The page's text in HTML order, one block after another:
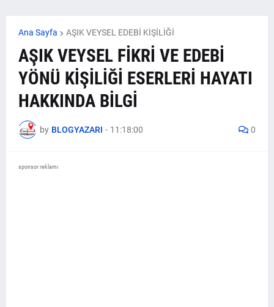
Ana Sayfa AŞIK VEYSEL EDEBİ KİŞİLİĞİ
AŞIK VEYSEL FİKRİ VE EDEBİ
YÖNÜ KİŞİLİĞİ ESERLERİ HAYATI
HAKKINDA BİLGİ
by BLOGYAZARI - 11:18:00 0
sponsor reklamı